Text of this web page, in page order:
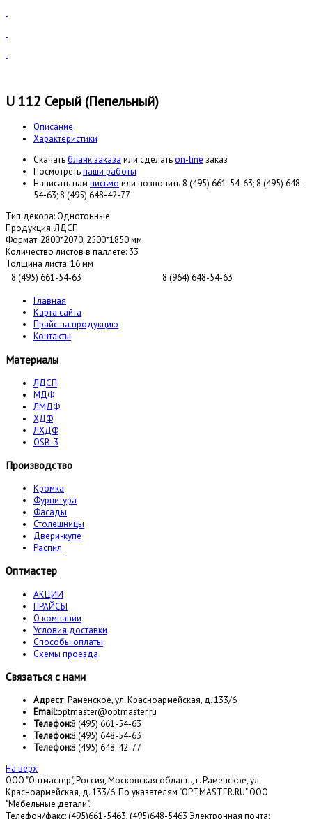
U 112 Серый (Пепельный)
Описание
Характеристики
Cкачатьбланк заказа или сделатьon-line заказ
Посмотретьнаши работы
Написать нам письмо или позвонить 8 (495) 661-54-63; 8 (495) 648-
54-63; 8 (495) 648-42-77
Тип декора:Однотонные
Продукция:ЛДСП
Формат: 2800*2070, 2500*1850 мм
Количество листов в паллете: 33
Толщина листа:16 мм
8 (495) 661-54-63
8 (964) 648-54-63
Главная
Карта сайта
Прайс на продукцию
Контакты
Материалы
ЛДСП
МДФ
ЛМДФ
ХДФ
ЛХДФ
OSB-3
Производство
Кромка
Фурнитура
Фасады
Столешницы
Двери-купе
Распил
Оптмастер
АКЦИИ
ПРАЙСЫ
О компании
Условия доставки
Способы оплаты
Схемы проезда
Связаться с нами
Адрес:г. Раменское, ул. Красноармейская, д. 133/6
Email:optmaster@optmaster.ru
Телефон:8 (495) 661-54-63
Телефон:8 (495) 648-54-63
Телефон:8 (495) 648-42-77
На верх
ООО "Оптмастер", Россия, Московская область, г. Раменское, ул.
Красноармейская, д. 133/6. По указателям "OPTMASTER.RU" ООО
"Мебельные детали".
Телефон/факс: (495)661-5463, (495)648-5463 Электронная почта: